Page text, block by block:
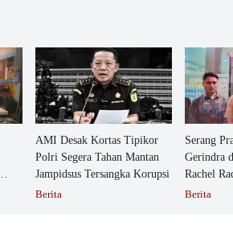
AMI Desak Kortas Tipikor
Polri Segera Tahan Mantan
Jampidsus Tersangka Korupsi
Berita
Serang
Gerindra
Rachel
Berita